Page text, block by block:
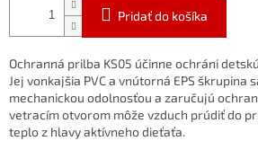
Pridať do košíka
Ochranná prilba KS05 účinne ochráni
Jej vonkajšia PVC a vnútorná EPS škrupina
mechanickou odolnosťou a zaručujú
vetracím otvorom môže vzduch prúdiť do
teplo z hlavy aktívneho dieťaťa.